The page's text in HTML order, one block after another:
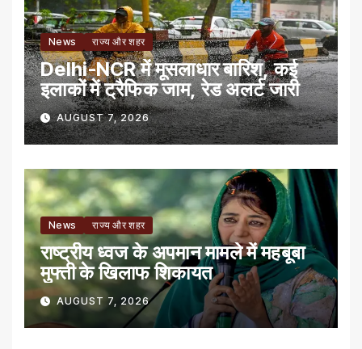
News राज्य और शहर
Delhi-NCR में मूसलाधार बारिश, कई
इलाकों में ट्रैफिक जाम, रेड अलर्ट जारी
AUGUST 7, 2026
News राज्य और शहर
राष्ट्रीय ध्वज के अपमान मामले में महबूबा
मुफ्ती के खिलाफ शिकायत
AUGUST 7, 2026